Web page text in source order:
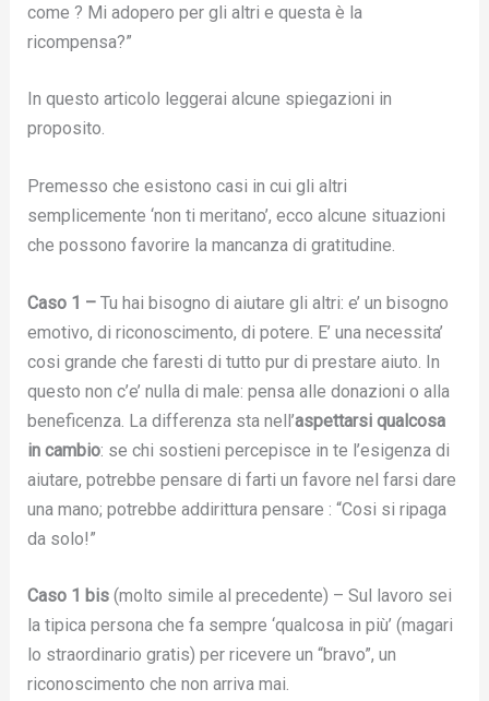
come ? Mi adopero per gli altri e questa è la
ricompensa?”
In questo articolo leggerai alcune spiegazioni in
proposito.
Premesso che esistono casi in cui gli altri
semplicemente ‘non ti meritano’, ecco alcune situazioni
che possono favorire la mancanza di gratitudine.
Caso 1 – Tu hai bisogno di aiutare gli altri: e’ un bisogno
emotivo, di riconoscimento, di potere. E’ una necessita’
cosi grande che faresti di tutto pur di prestare aiuto. In
questo non c’e’ nulla di male: pensa alle donazioni o alla
beneficenza. La differenza sta nell’aspettarsi qualcosa
in cambio: se chi sostieni percepisce in te l’esigenza di
aiutare, potrebbe pensare di farti un favore nel farsi dare
una mano; potrebbe addirittura pensare : “Cosi si ripaga
da solo!”
Caso 1 bis(molto simile al precedente) – Sul lavoro sei
la tipica persona che fa sempre ‘qualcosa in più’ (magari
lo straordinario gratis) per ricevere un “bravo”, un
riconoscimento che non arriva mai.